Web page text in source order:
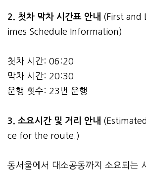
2. 첫차 막차 시간표 안내 (First and
imes Schedule Information)
첫차 시간: 06:20
막차 시간: 20:30
운행 횟수: 23번 운행
3. 소요시간 및 거리 안내
ce for the route.)
동서울에서 대소공동까지 소요되는